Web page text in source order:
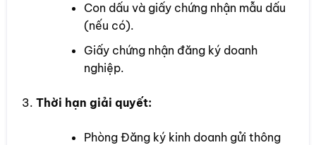
Con dấu và giấy chứng nhận mẫu dấu
(nếu có).
Giấy chứng nhận đăng ký doanh
nghiệp.
Thời hạn giải quyết:
Phòng Đăng ký kinh doanh gửi thông